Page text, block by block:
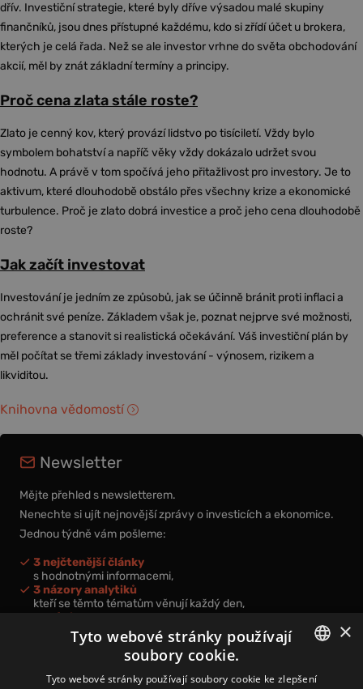
dřív. Investiční strategie, které byly dříve výsadou malé skupiny
finančníků, jsou dnes přístupné každému, kdo si zřídí účet u brokera,
kterých je celá řada. Než se ale investor vrhne do světa obchodování
akcií, měl by znát základní termíny a principy.
Proč cena zlata stále roste?
Zlato je cenný kov, který provází lidstvo po tisíciletí. Vždy bylo
symbolem bohatství a napříč věky vždy dokázalo udržet svou
hodnotu. A právě v tom spočívá jeho přitažlivost pro investory. Je to
aktivum, které dlouhodobě obstálo přes všechny krize a ekonomické
turbulence. Proč je zlato dobrá investice a proč jeho cena dlouhodobě
roste?
Jak začít investovat
Investování je jedním ze způsobů, jak se účinně bránit proti inflaci a
ochránit své peníze. Základem však je, poznat nejprve své možnosti,
preference a stanovit si realistická očekávání. Váš investiční plán by
měl počítat se třemi základy investování - výnosem, rizikem a
likviditou.
Knihovna vědomostí
Newsletter
Mějte přehled s newsletterem.
Nenechte si ujít nejnovější zprávy o investicích a ekonomice.
Jednou týdně vám pošleme:
3 nejčtenější články
s hodnotnými informacemi,
3 názory analytiků
kteří se těmto tématům věnují každý den,
nová videa a podcasty
k prohloubení vašich znalostí.
CZECH
×
Tyto webové stránky používají
soubory cookie.
Tyto webové stránky používají soubory cookie ke zlepšení